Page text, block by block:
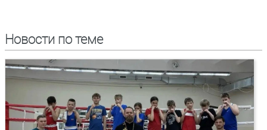
Новости по теме